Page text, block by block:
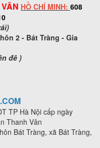
HỒ CHÍ MINH: 608
2 - Bát Tràng - Gia
đê )
TP Hà Nội cấp ngày
Thanh Vân
Bát Tràng, xã Bát Tràng,